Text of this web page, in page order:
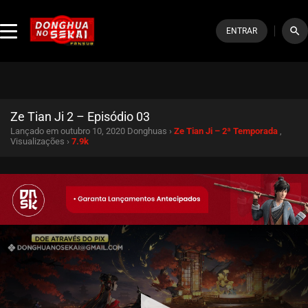
ENTRAR search
Ze Tian Ji 2 – Episódio 03
Lançado em outubro 10, 2020 Donghuas › Ze Tian Ji – 2ª Temporada
Visualizações › 7.9k